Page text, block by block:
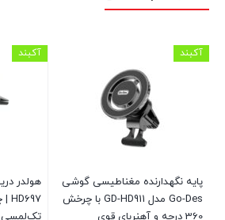
پایه نگهدارنده مغناطیسی گوشی
Go-Des مدل GD-HD911 با چرخش
360 درجه و آهنربای قوی
آکبند
تک‌لمسی
آکبند